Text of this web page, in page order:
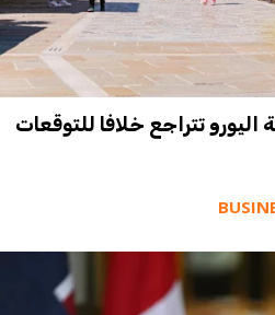
تتراجع خلافا للتوقعات